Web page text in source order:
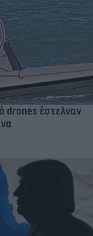
drones έστελναν